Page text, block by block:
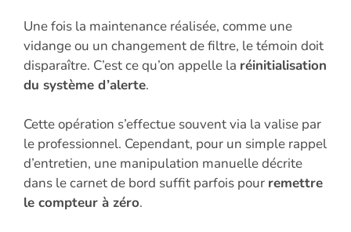
Une fois la maintenance réalisée, comme une
vidange ou un changement de filtre, le témoin doit
disparaître. C’est ce qu’on appelle la réinitialisation
du système d’alerte.
Cette opération s’effectue souvent via la valise par
le professionnel. Cependant, pour un simple rappel
d’entretien, une manipulation manuelle décrite
dans le carnet de bord suffit parfois pour remettre
le compteur à zéro.